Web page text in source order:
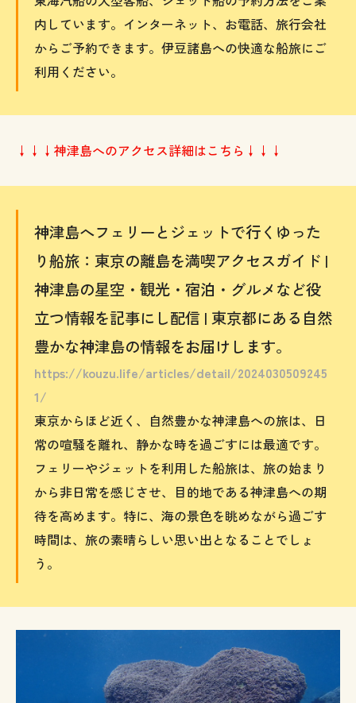
内しています。インターネット、お電話、旅行会社
からご予約できます。伊豆諸島への快適な船旅にご
利用ください。
↓↓↓神津島へのアクセス詳細はこちら↓↓↓
神津島へフェリーとジェットで行くゆった
り船旅：東京の離島を満喫アクセスガイド |
神津島の星空・観光・宿泊・グルメなど役
立つ情報を記事にし配信 | 東京都にある自然
豊かな神津島の情報をお届けします。
https://kouzu.life/articles/detail/2024030509245
1/
東京からほど近く、自然豊かな神津島への旅は、日
常の喧騒を離れ、静かな時を過ごすには最適です。
フェリーやジェットを利用した船旅は、旅の始まり
から非日常を感じさせ、目的地である神津島への期
待を高めます。特に、海の景色を眺めながら過ごす
時間は、旅の素晴らしい思い出となることでしょ
う。